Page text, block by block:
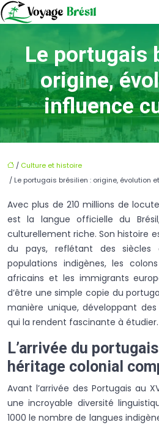
Le portugais
origine,
influence
/ Culture et histoire
/ Le portugais brésilien : origine, évolution
Avec plus de 210 millions de
est la langue officielle du
culturellement riche. Son histoire
du pays, reflétant des siècles
populations indigènes, les
africains et les immigrants
d’être une simple copie du
manière unique, développant
qui la rendent fascinante à étudier.
L’arrivée du
héritage colonial
Avant l’arrivée des Portugais au
une incroyable diversité
1000 le nombre de langues